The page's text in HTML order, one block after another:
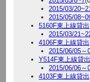
2015/03/20~21
2015/05/
5160F東上線貸出
2015/03/
4106F東上線貸出
2015/06/05～
Y514F東上線貸出
2015/06/06～
4103F東上線貸出